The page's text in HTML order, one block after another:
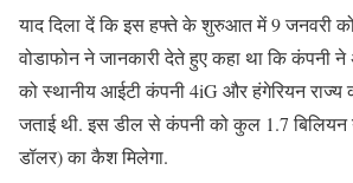
याद दिला दें कि इस हफ्ते के शुरुआत में 9 जनवरी
वोडाफोन ने जानकारी देते हुए कहा था कि कंपनी ने
को स्थानीय आईटी कंपनी 4iG और हंगेरियन राज्य
जताई थी. इस डील से कंपनी को कुल 1.7 बिलियन
डॉलर) का कैश मिलेगा.